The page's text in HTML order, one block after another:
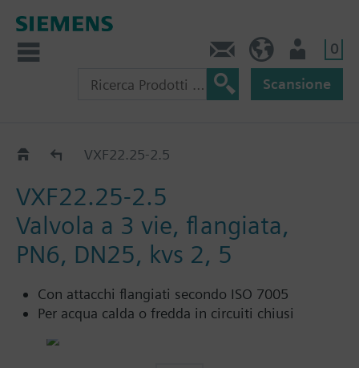
0
Scansione
VXF22..VXF22.25-2.5
VXF22.25-2.5
Valvola a 3 vie, flangiata,
PN6, DN25, kvs 2, 5
Con attacchi flangiati secondo ISO 7005
Per acqua calda o fredda in circuiti chiusi